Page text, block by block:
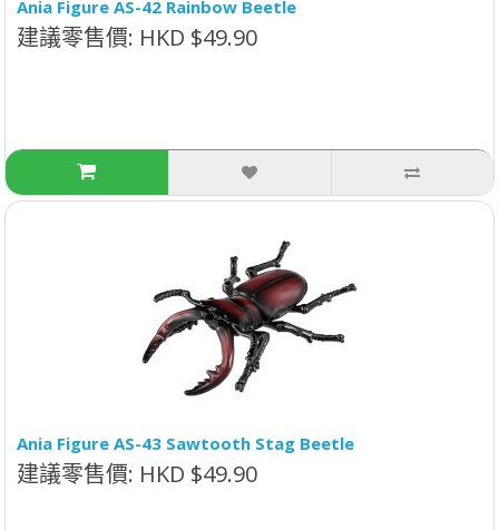
Ania Figure AS-42 Rainbow Beetle
建議零售價: HKD $49.90
Ania Figure AS-43 Sawtooth Stag Beetle
建議零售價: HKD $49.90